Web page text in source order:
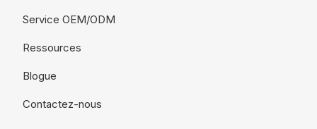
Service OEM/ODM
Ressources
Blogue
Contactez-nous